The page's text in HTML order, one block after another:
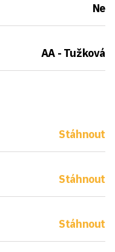
Ne
AA - Tužková
Stáhnout
Stáhnout
Stáhnout